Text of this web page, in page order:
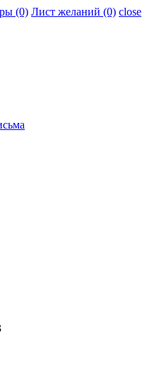
(0) Лист желаний (0) close